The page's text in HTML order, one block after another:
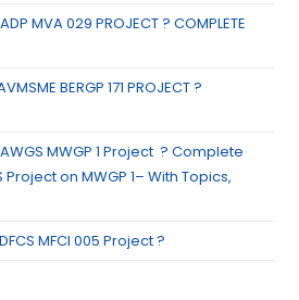
MVA 029 PROJECT ? COMPLETE
BERGP 171 PROJECT ?
MWGP 1 Project ? Complete
Project on MWGP 1– With Topics,
MFCI 005 Project ?